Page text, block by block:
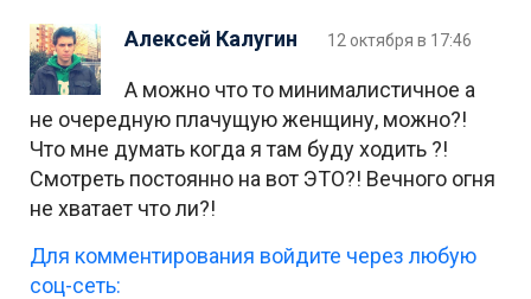
Алексей Калугин 12 октября в 17:46
А можно что то минималистичное а
не очередную плачущую женщину, можно?!
Что мне думать когда я там буду ходить ?!
Смотреть постоянно на вот ЭТО?! Вечного огня
не хватает что ли?!
Для комментирования войдите через любую
соц-сеть: